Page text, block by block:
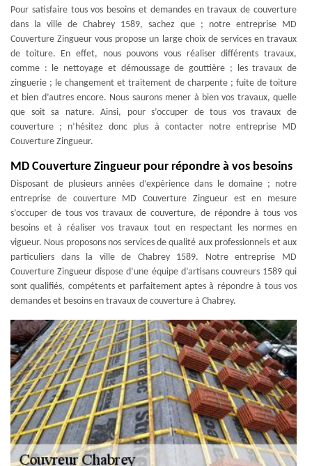
Pour satisfaire tous vos besoins et demandes en travaux de couverture
dans la ville de Chabrey 1589, sachez que ; notre entreprise MD
Couverture Zingueur vous propose un large choix de services en travaux
de toiture. En effet, nous pouvons vous réaliser différents travaux,
comme : le nettoyage et démoussage de gouttière ; les travaux de
zinguerie ; le changement et traitement de charpente ; fuite de toiture
et bien d’autres encore. Nous saurons mener à bien vos travaux, quelle
que soit sa nature. Ainsi, pour s’occuper de tous vos travaux de
couverture ; n’hésitez donc plus à contacter notre entreprise MD
Couverture Zingueur.
MD Couverture Zingueur pour répondre à vos besoins
Disposant de plusieurs années d’expérience dans le domaine ; notre
entreprise de couverture MD Couverture Zingueur est en mesure
s’occuper de tous vos travaux de couverture, de répondre à tous vos
besoins et à réaliser vos travaux tout en respectant les normes en
vigueur. Nous proposons nos services de qualité aux professionnels et aux
particuliers dans la ville de Chabrey 1589. Notre entreprise MD
Couverture Zingueur dispose d’une équipe d’artisans couvreurs 1589 qui
sont qualifiés, compétents et parfaitement aptes à répondre à tous vos
demandes et besoins en travaux de couverture à Chabrey.